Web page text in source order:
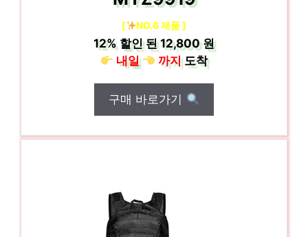
[ NO.6 제품 ]
12%할인 된12,800 원
내일
까지도착
구매 바로가기